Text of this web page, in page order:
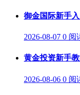
御金国际新手
2026-08-07 0 阅
黄金投资新手
2026-08-06 0 阅